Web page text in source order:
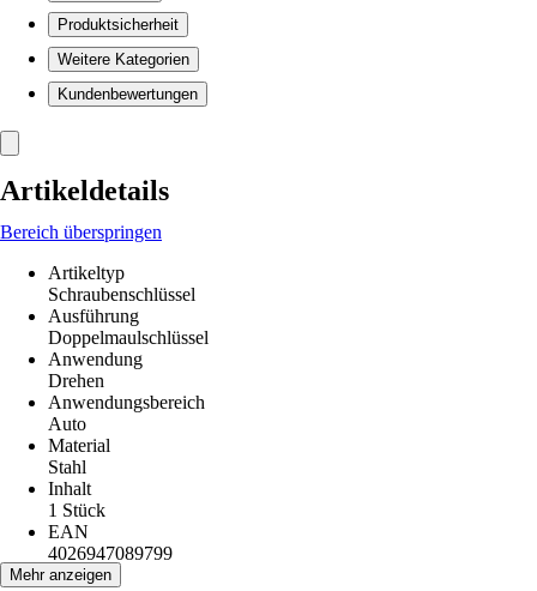
Produktsicherheit
Weitere Kategorien
Kundenbewertungen
Artikeldetails
Bereich überspringen
Artikeltyp
Schraubenschlüssel
Ausführung
Doppelmaulschlüssel
Anwendung
Drehen
Anwendungsbereich
Auto
Material
Stahl
Inhalt
1 Stück
EAN
4026947089799
Mehr anzeigen